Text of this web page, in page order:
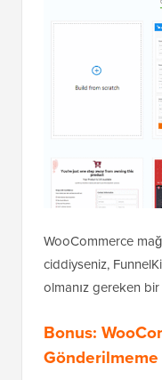
WooCommerce
ciddiyseniz,
olmanız gereken
Bonus: